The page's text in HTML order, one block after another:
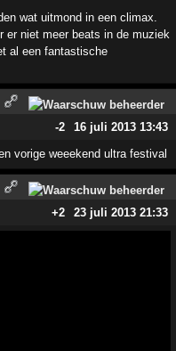
wat uitmond in een climax.
er niet meer beats in de muziek
al een fantastische
-2
16 juli 2013 13:43
vorige weeekend ultra festival
+2
23 juli 2013 21:33